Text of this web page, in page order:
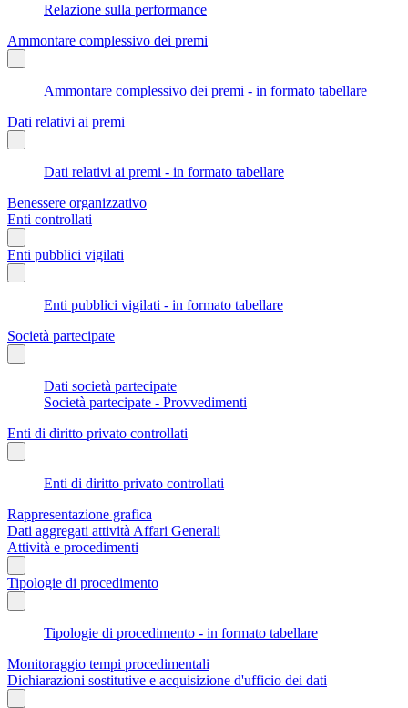
Relazione sulla performance
Ammontare complessivo dei premi
Ammontare complessivo dei premi - in formato tabellare
Dati relativi ai premi
Dati relativi ai premi - in formato tabellare
Benessere organizzativo
Enti controllati
Enti pubblici vigilati
Enti pubblici vigilati - in formato tabellare
Società partecipate
Dati società partecipate
Società partecipate - Provvedimenti
Enti di diritto privato controllati
Enti di diritto privato controllati
Rappresentazione grafica
Dati aggregati attività Affari Generali
Attività e procedimenti
Tipologie di procedimento
Tipologie di procedimento - in formato tabellare
Monitoraggio tempi procedimentali
Dichiarazioni sostitutive e acquisizione d'ufficio dei dati